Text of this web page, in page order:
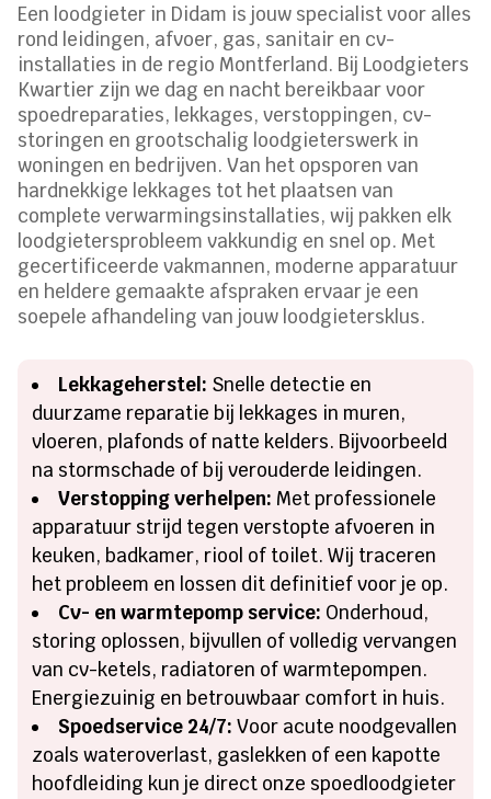
Een loodgieter in Didam is jouw specialist voor alles
rond leidingen, afvoer, gas, sanitair en cv-
installaties in de regio Montferland. Bij Loodgieters
Kwartier zijn we dag en nacht bereikbaar voor
spoedreparaties, lekkages, verstoppingen, cv-
storingen en grootschalig loodgieterswerk in
woningen en bedrijven. Van het opsporen van
hardnekkige lekkages tot het plaatsen van
complete verwarmingsinstallaties, wij pakken elk
loodgietersprobleem vakkundig en snel op. Met
gecertificeerde vakmannen, moderne apparatuur
en heldere gemaakte afspraken ervaar je een
soepele afhandeling van jouw loodgietersklus.
Lekkageherstel: Snelle detectie en
duurzame reparatie bij lekkages in muren,
vloeren, plafonds of natte kelders. Bijvoorbeeld
na stormschade of bij verouderde leidingen.
Verstopping verhelpen: Met professionele
apparatuur strijd tegen verstopte afvoeren in
keuken, badkamer, riool of toilet. Wij traceren
het probleem en lossen dit definitief voor je op.
Cv- en warmtepomp service: Onderhoud,
storing oplossen, bijvullen of volledig vervangen
van cv-ketels, radiatoren of warmtepompen.
Energiezuinig en betrouwbaar comfort in huis.
Spoedservice 24/7: Voor acute noodgevallen
zoals wateroverlast, gaslekken of een kapotte
hoofdleiding kun je direct onze spoedloodgieter